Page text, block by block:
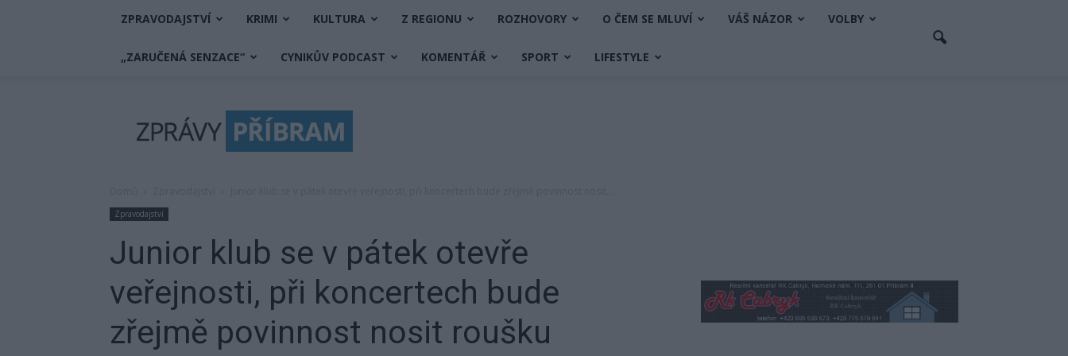
ZPRAVODAJSTVÍ KRIMI KULTURA Z REGIONU ROZHOVORY O ČEM SE MLUVÍ VÁŠ NÁZOR VOLBY
„ZARUČENÁ SENZACE“ CYNIKŮV PODCAST KOMENTÁŘ SPORT LIFESTYLE
Příbram
Zpravodajství
Junior klub se v pátek otevře
veřejnosti, při koncertech bude
zřejmě povinnost nosit roušku